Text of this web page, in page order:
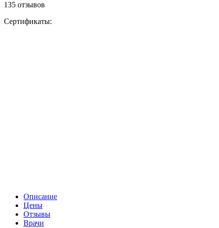
135 отзывов
Сертификаты:
Описание
Цены
Отзывы
Врачи